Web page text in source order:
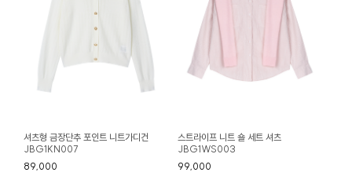
셔츠형 금장단추 포인트 니트가디건
JBG1KN007
89,000
스트라이프 니트 숄 세트 셔츠
JBG1WS003
99,000